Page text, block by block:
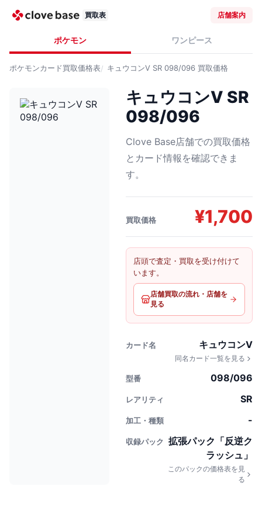
買取表 店舗案内
ポケモン ワンピース
ポケモンカード買取価格表 キュウコンV SR 098/096 買取価格
キュウコンV SR
098/096
Clove Base店舗での買取価格
とカード情報を確認できま
す。
買取価格 ¥1,700
店頭で査定・買取を受け付けて
います。
店舗買取の流れ・店舗を
見る
カード名 キュウコンV
同名カード一覧を見る
型番 098/096
レアリティ SR
加工・種類 -
収録パック
拡張パック「反逆ク
ラッシュ」
このパックの価格表を見
る